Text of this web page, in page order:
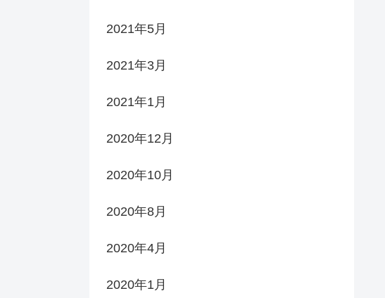
2021年5月
2021年3月
2021年1月
2020年12月
2020年10月
2020年8月
2020年4月
2020年1月